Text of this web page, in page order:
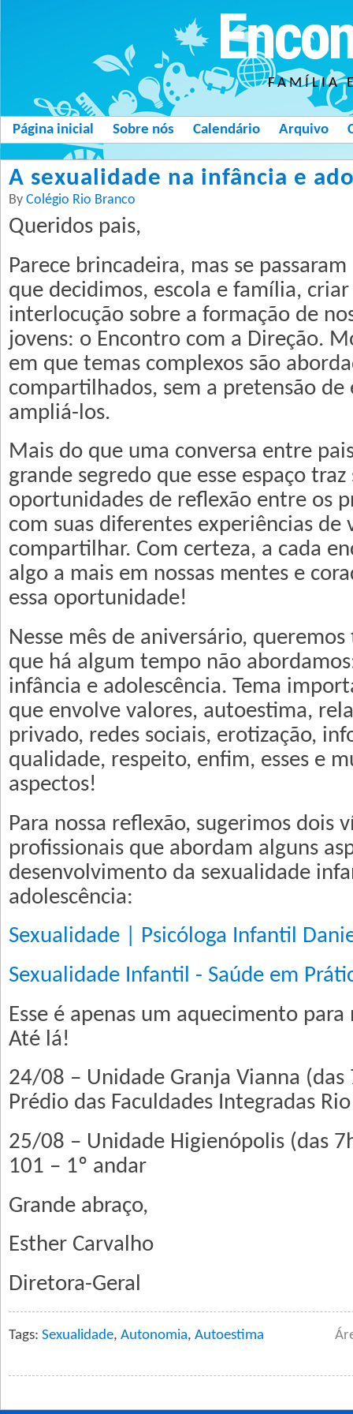
FAMÍLIA
Página inicial Sobre nós Calendário Arquivo
A sexualidade na infância e
By Colégio Rio Branco
Queridos pais,
Parece brincadeira, mas se
que decidimos, escola e família, criar
interlocução sobre a formação de
jovens: o Encontro com a Direção.
em que temas complexos são
compartilhados, sem a pretensão de
ampliá-los.
Mais do que uma conversa entre
grande segredo que esse espaço traz
oportunidades de reflexão entre os
com suas diferentes experiências
compartilhar. Com certeza, a cada
algo a mais em nossas mentes e
essa oportunidade!
Nesse mês de aniversário,
que há algum tempo não
infância e adolescência. Tema
que envolve valores, autoestima,
privado, redes sociais, erotização,
qualidade, respeito, enfim, esses e
aspectos!
Para nossa reflexão, sugerimos dois
profissionais que abordam alguns
desenvolvimento da sexualidade
adolescência:
Sexualidade | Psicóloga Infantil
Sexualidade Infantil - Saúde em
Esse é apenas um aquecimento para
Até lá!
24/08 – Unidade Granja Vianna (das
Prédio das Faculdades Integradas
25/08 – Unidade Higienópolis (das
101 – 1º andar
Grande abraço,
Esther Carvalho
Diretora-Geral
Tags: Sexualidade, Autonomia, Autoestima